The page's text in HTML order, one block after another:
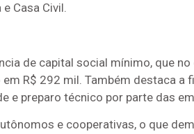
Casa Civil.
de capital social mínimo, que
R$ 292 mil. Também destaca a
preparo técnico por parte das
e cooperativas, o que